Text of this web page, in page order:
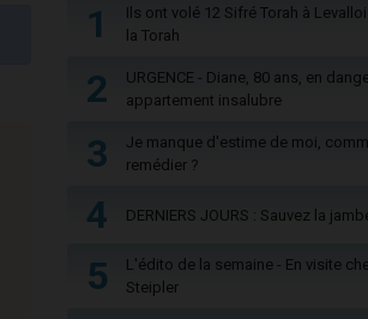
1
Ils ont volé 12 Sifré Torah à
la Torah
2
URGENCE - Diane, 80 ans, en
appartement insalubre
3
Je manque d'estime de moi,
remédier ?
4 DERNIERS JOURS : Sauvez la
5
L'édito de la semaine - En visite
Steipler